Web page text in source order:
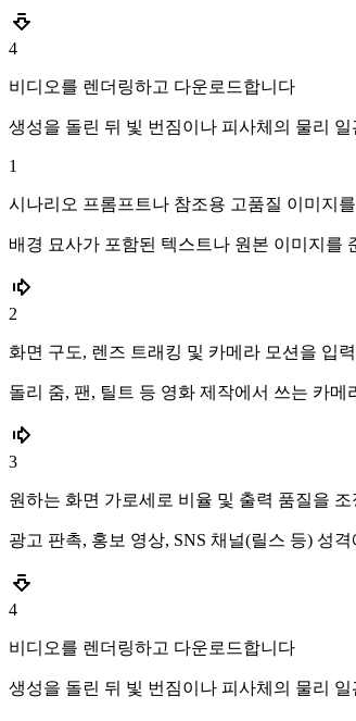
4
비디오를 렌더링하고 다운로드합니다
생성을 돌린 뒤 빛 번짐이나 피사체의 물리
1
시나리오 프롬프트나 참조용 고품질 이미지
배경 묘사가 포함된 텍스트나 원본 이미지를
2
화면 구도, 렌즈 트래킹 및 카메라 모션을 입
돌리 줌, 팬, 틸트 등 영화 제작에서 쓰는 카
3
원하는 화면 가로세로 비율 및 출력 품질을
광고 판촉, 홍보 영상, SNS 채널(릴스 등) 성
4
비디오를 렌더링하고 다운로드합니다
생성을 돌린 뒤 빛 번짐이나 피사체의 물리